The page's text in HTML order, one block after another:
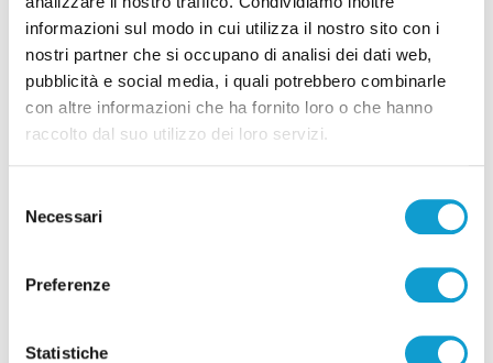
informazioni sul modo in cui utilizza il nostro sito con i
nostri partner che si occupano di analisi dei dati web,
pubblicità e social media, i quali potrebbero combinarle
con altre informazioni che ha fornito loro o che hanno
raccolto dal suo utilizzo dei loro servizi.
delNecessari
Preferenze
Statistiche
Dopo 8 mesi di stop al traffico e disagi,
riapre la "Contessa" tra Marche e Umbria